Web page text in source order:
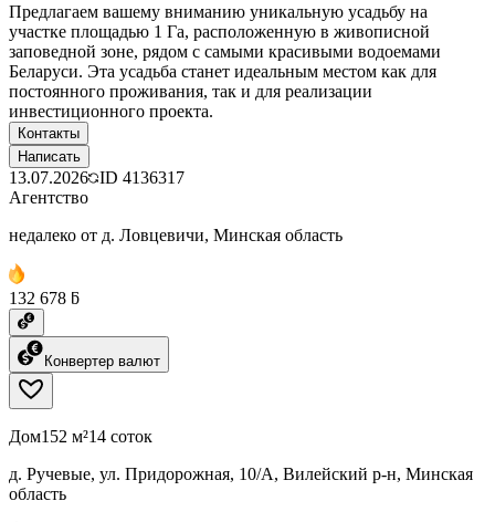
Предлагаем вашему вниманию уникальную усадьбу на
участке площадью 1 Га, расположенную в живописной
заповедной зоне, рядом с самыми красивыми водоемами
Беларуси. Эта усадьба станет идеальным местом как для
постоянного проживания, так и для реализации
инвестиционного проекта.
Контакты
Написать
13.07.2026 ID 4136317
Агентство
недалеко от д. Ловцевичи, Минская область
132 678 ƃ
Конвертер валют
Дом152 м²14 соток
д. Ручевые, ул. Придорожная, 10/А, Вилейский р-н, Минская
область